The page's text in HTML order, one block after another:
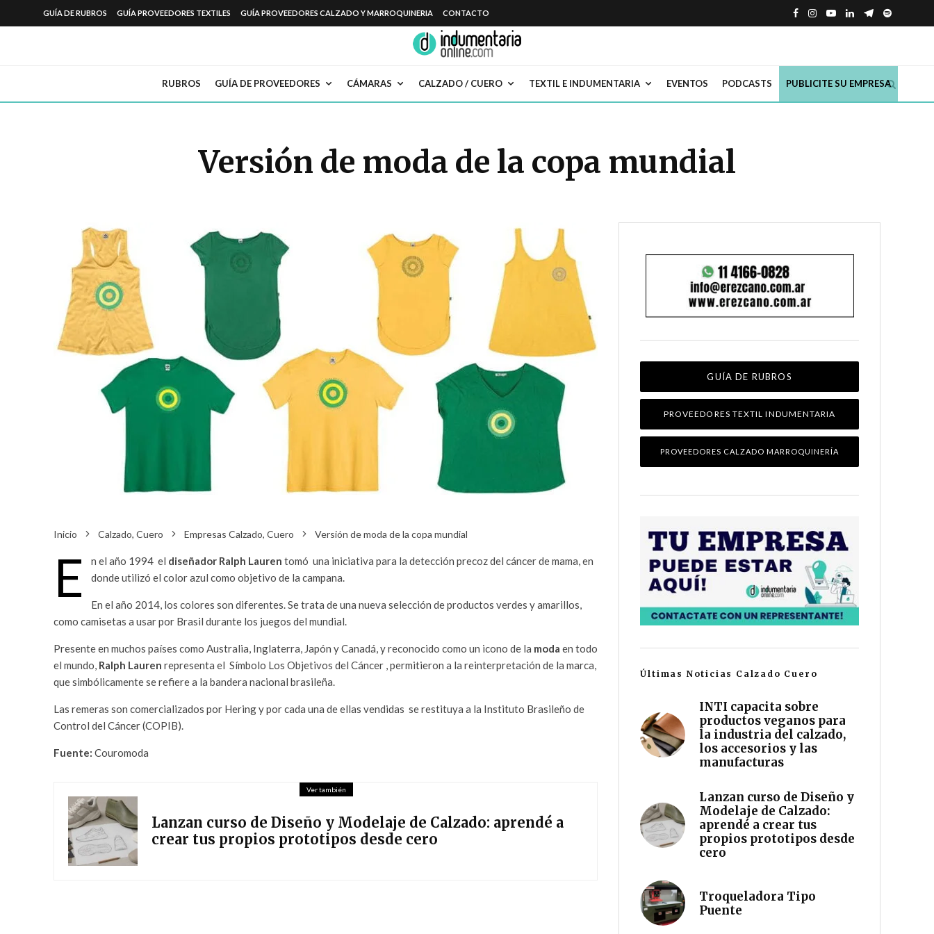
GUÍA DE RUBROS GUÍA PROVEEDORES TEXTILES GUÍA PROVEEDORES CALZADO Y MARROQUINERIA CONTACTO
RUBROS GUÍA DE PROVEEDORES CÁMARAS CALZADO / CUERO TEXTIL E INDUMENTARIA EVENTOS PODCASTS PUBLICITE SU EMPRESA
Versión de moda de la copa mundial
Inicio Calzado, Cuero Empresas Calzado, Cuero Versión de moda de la copa mundial
E n el año 1994 el diseñador Ralph Lauren tomó una iniciativa para la detección precoz del cáncer de mama, en
donde utilizó el color azul como objetivo de la campana.
En el año 2014, los colores son diferentes. Se trata de una nueva selección de productos verdes y amarillos,
como camisetas a usar por Brasil durante los juegos del mundial.
Presente en muchos países como Australia, Inglaterra, Japón y Canadá, y reconocido como un icono de la moda en todo
el mundo, Ralph Lauren representa el Símbolo Los Objetivos del Cáncer , permitieron a la reinterpretación de la marca,
que simbólicamente se refiere a la bandera nacional brasileña.
Las remeras son comercializados por Hering y por cada una de ellas vendidas se restituya a la Instituto Brasileño de
Control del Cáncer (COPIB).
Fuente: Couromoda
Ver también
Lanzan curso de Diseño y Modelaje de Calzado: aprendé a
crear tus propios prototipos desde cero
GUÍA DE RUBROS
PROVEEDORES TEXTIL INDUMENTARIA
PROVEEDORES CALZADO MARROQUINERÍA
Últimas Noticias Calzado Cuero
INTI capacita sobre
productos veganos para
la industria del calzado,
los accesorios y las
manufacturas
Lanzan curso de Diseño y
Modelaje de Calzado:
aprendé a crear tus
propios prototipos desde
cero
Troqueladora Tipo
Puente